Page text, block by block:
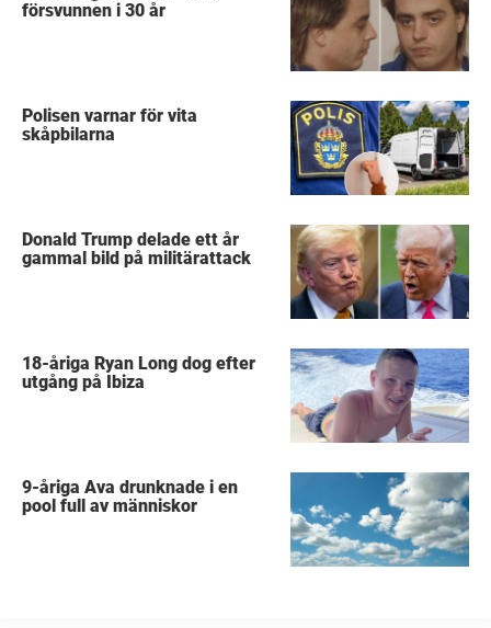
försvunnen i 30 år
Polisen varnar för vita
skåpbilarna
Donald Trump delade ett år
gammal bild på militärattack
18-åriga Ryan Long dog efter
utgång på Ibiza
9-åriga Ava drunknade i en
pool full av människor